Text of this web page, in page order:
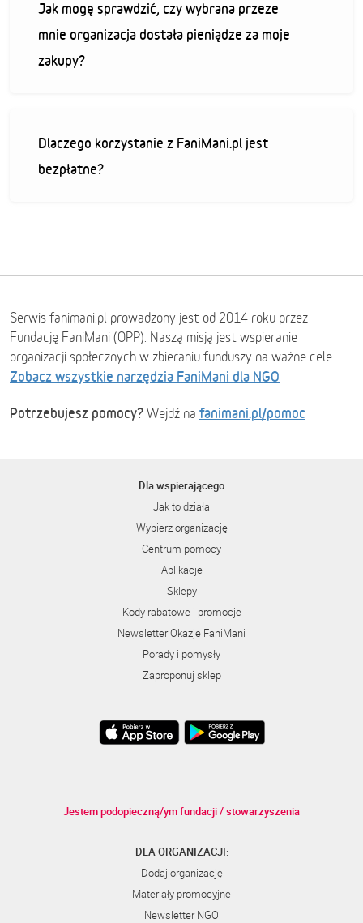
Jak mogę sprawdzić, czy wybrana przeze
mnie organizacja dostała pieniądze za moje
zakupy?
Dlaczego korzystanie z FaniMani.pl jest
bezpłatne?
Serwis fanimani.pl prowadzony jest od 2014 roku przez
Fundację FaniMani (OPP). Naszą misją jest wspieranie
organizacji społecznych w zbieraniu funduszy na ważne cele.
Zobacz wszystkie narzędzia FaniMani dla NGO
Potrzebujesz pomocy? Wejdź na fanimani.pl/pomoc
Dla wspierającego
Jak to działa
Wybierz organizację
Centrum pomocy
Aplikacje
Sklepy
Kody rabatowe i promocje
Newsletter Okazje FaniMani
Porady i pomysły
Zaproponuj sklep
Jestem podopieczną/ym fundacji / stowarzyszenia
DLA ORGANIZACJI:
Dodaj organizację
Materiały promocyjne
Newsletter NGO